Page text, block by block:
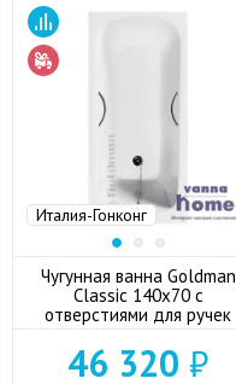
Италия-Гонконг
Чугунная ванна Goldman
Classic 140x70 с
отверстиями для ручек
46 320 ₽